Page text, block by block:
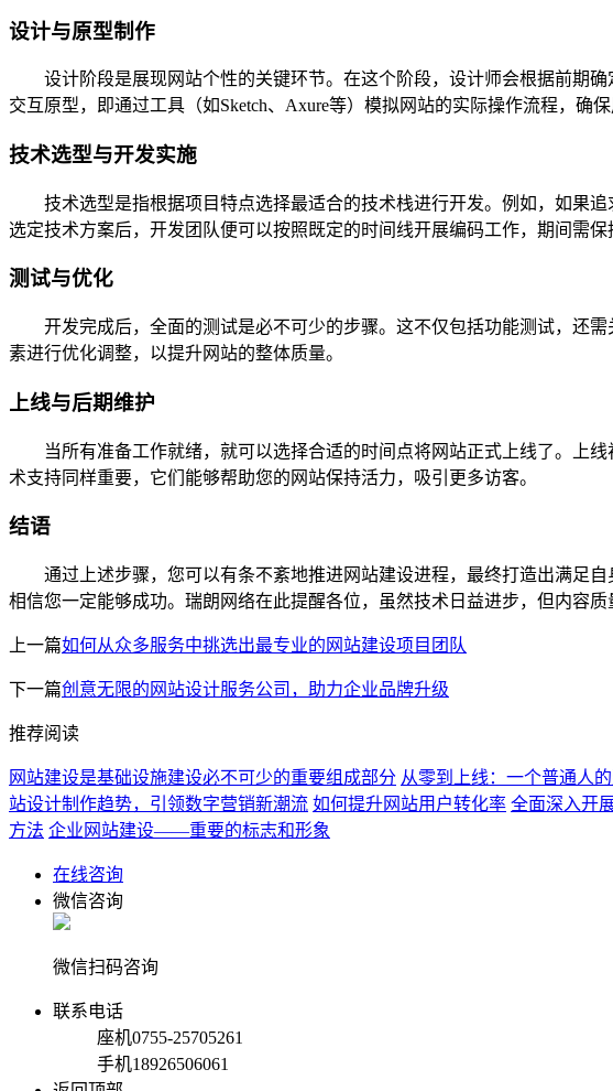
设计与原型制作
设计阶段是展现网站个性的关键环节。在这个阶段，设计师会根据前期确
交互原型，即通过工具（如Sketch、Axure等）模拟网站的实际操作流程，确保
技术选型与开发实施
技术选型是指根据项目特点选择最适合的技术栈进行开发。例如，如果追
选定技术方案后，开发团队便可以按照既定的时间线开展编码工作，期间需
测试与优化
开发完成后，全面的测试是必不可少的步骤。这不仅包括功能测试，还需
素进行优化调整，以提升网站的整体质量。
上线与后期维护
当所有准备工作就绪，就可以选择合适的时间点将网站正式上线了。上线
术支持同样重要，它们能够帮助您的网站保持活力，吸引更多访客。
结语
通过上述步骤，您可以有条不紊地推进网站建设进程，最终打造出满足自
相信您一定能够成功。瑞朗网络在此提醒各位，虽然技术日益进步，但内容
上一篇如何从众多服务中挑选出最专业的网站建设项目团队
下一篇创意无限的网站设计服务公司，助力企业品牌升级
推荐阅读
网站建设是基础设施建设必不可少的重要组成部分 从零到上线：一个普通人
站设计制作趋势，引领数字营销新潮流 如何提升网站用户转化率 全面深入开
方法 企业网站建设——重要的标志和形象
在线咨询
微信咨询
微信扫码咨询
联系电话
座机0755-25705261
手机18926506061